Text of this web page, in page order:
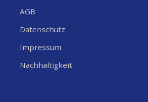
AGB
Datenschutz
Impressum
Nachhaltigkeit